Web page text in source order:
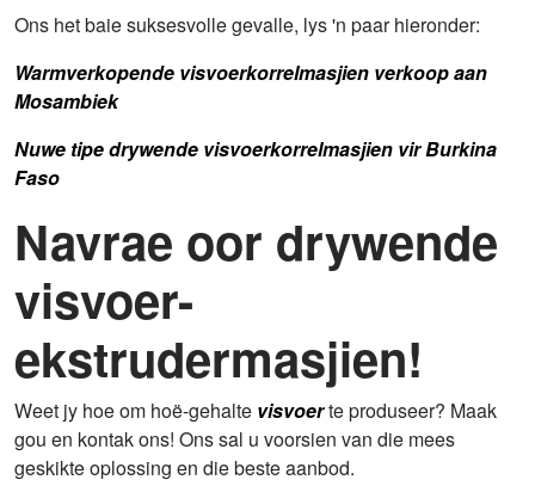
Ons het baie suksesvolle gevalle, lys 'n paar hieronder:
Warmverkopende visvoerkorrelmasjien verkoop aan
Mosambiek
Nuwe tipe drywende visvoerkorrelmasjien vir Burkina
Faso
Navrae oor drywende
visvoer-
ekstrudermasjien!
Weet jy hoe om hoë-gehalte visvoerte produseer? Maak
gou en kontak ons! Ons sal u voorsien van die mees
geskikte oplossing en die beste aanbod.